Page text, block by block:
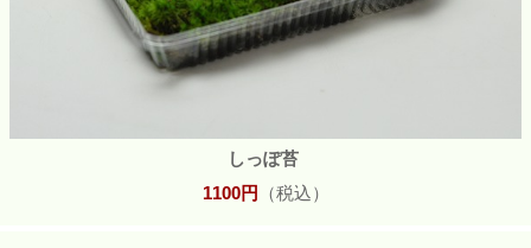
しっぽ苔
1100円 （税込）